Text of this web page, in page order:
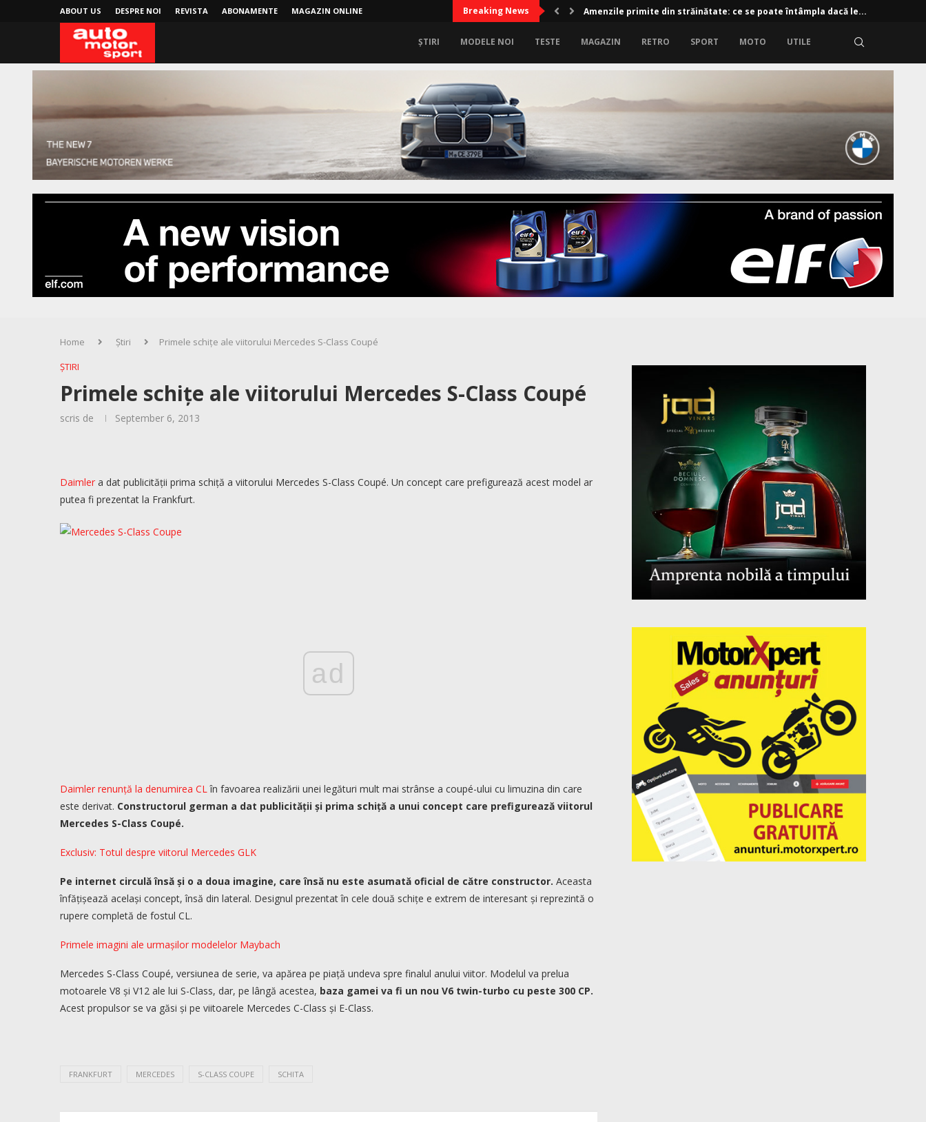
ABOUT US DESPRE NOI REVISTA ABONAMENTE MAGAZIN ONLINE Breaking News Amenzile primite din străinătate: ce se poate întâmpla dacă le...
ȘTIRI MODELE NOI TESTE MAGAZIN RETRO SPORT MOTO UTILE
Home Știri
Primele schițe ale viitorului Mercedes S-Class Coupé
ȘTIRI
Primele schițe ale viitorului Mercedes S-Class Coupé
scris de September 6, 2013
Daimler a dat publicității prima schiță a viitorului Mercedes S-Class Coupé. Un concept care prefigurează acest model ar
putea fi prezentat la Frankfurt.
ad
Daimler renunță la denumirea CLîn favoarea realizării unei legături mult mai strânse a coupé-ului cu limuzina din care
este derivat. Constructorul german a dat publicității și prima schiță a unui concept care prefigurează viitorul
Mercedes S-Class Coupé.
Exclusiv: Totul despre viitorul Mercedes GLK
Pe internet circulă însă și o a doua imagine, care însă nu este asumată oficial de către constructor. Aceasta
înfățișează același concept, însă din lateral. Designul prezentat în cele două schițe e extrem de interesant și reprezintă o
rupere completă de fostul CL.
Primele imagini ale urmașilor modelelor Maybach
Mercedes S-Class Coupé, versiunea de serie, va apărea pe piață undeva spre finalul anului viitor. Modelul va prelua
motoarele V8 și V12 ale lui S-Class, dar, pe lângă acestea, baza gamei va fi un nou V6 twin-turbo cu peste 300 CP.
Acest propulsor se va găsi și pe viitoarele Mercedes C-Class și E-Class.
FRANKFURT MERCEDES S-CLASS COUPE SCHITA